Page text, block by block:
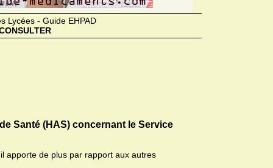
Lycées - Guide EHPAD
Santé (HAS) concernant le Service
apporte de plus par rapport aux autres